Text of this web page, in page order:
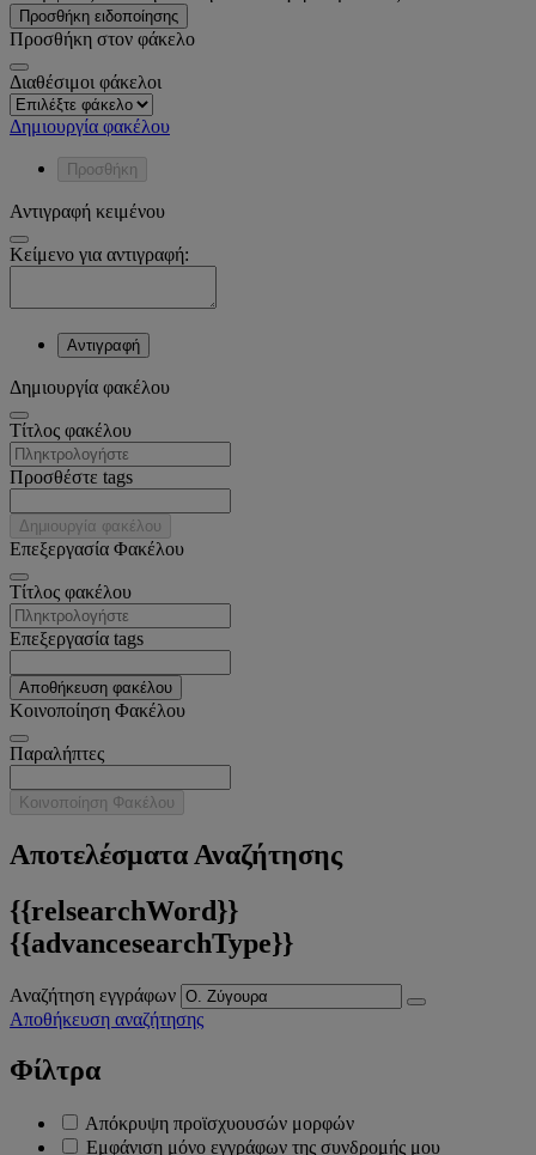
Προσθήκη ειδοποίησης
Προσθήκη στον φάκελο
Διαθέσιμοι φάκελοι
Δημιουργία φακέλου
Προσθήκη
Αντιγραφή κειμένου
Κείμενο για αντιγραφή:
Αντιγραφή
Δημιουργία φακέλου
Tίτλος φακέλου
Προσθέστε tags
Δημιουργία φακέλου
Επεξεργασία Φακέλου
Tίτλος φακέλου
Επεξεργασία tags
Αποθήκευση φακέλου
Κοινοποίηση Φακέλου
Παραλήπτες
Κοινοποίηση Φακέλου
Αποτελέσματα Αναζήτησης
{{relsearchWord}}
{{advancesearchType}}
Αναζήτηση εγγράφων
Αποθήκευση αναζήτησης
Φίλτρα
Απόκρυψη προϊσχυουσών μορφών
Εμφάνιση μόνο εγγράφων της συνδρομής μου